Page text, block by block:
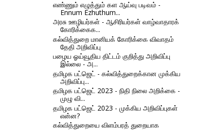
எண்ணும் எழுத்தும் கள ஆய்வு படிவம் -
Ennum Ezhuthum...
அரசு ஊழியர்கள் - ஆசிரியர்கள் வாழ்வாதாரக்
கோரிக்கைக...
கல்வித்துறை மானியக் கோரிக்கை விவாதம்
தேதி அறிவிப்பு
பழைய ஓய்வூதிய திட்டம் குறித்து அறிவிப்பு
இல்லை - அ...
தமிழக பட்ஜெட் - கல்வித்துறைக்கான முக்கிய
அறிவிப்பு...
தமிழக பட்ஜெட் 2023 - நிதி நிலை அறிக்கை -
முழு வி...
தமிழக பட்ஜெட் 2023 - முக்கிய அறிவிப்புகள்
என்ன?
கல்வித்துறையை விளம்பரத் துறையாக